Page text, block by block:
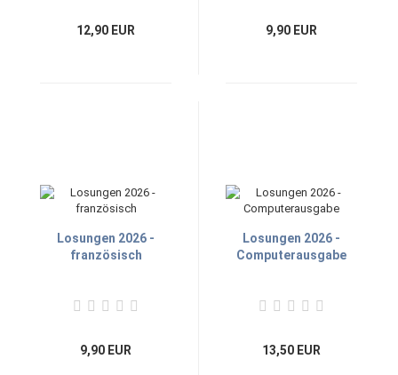
12,90 EUR 9,90 EUR
Losungen 2026 -
französisch
9,90 EUR
Losungen 2026 -
Computerausgabe
13,50 EUR